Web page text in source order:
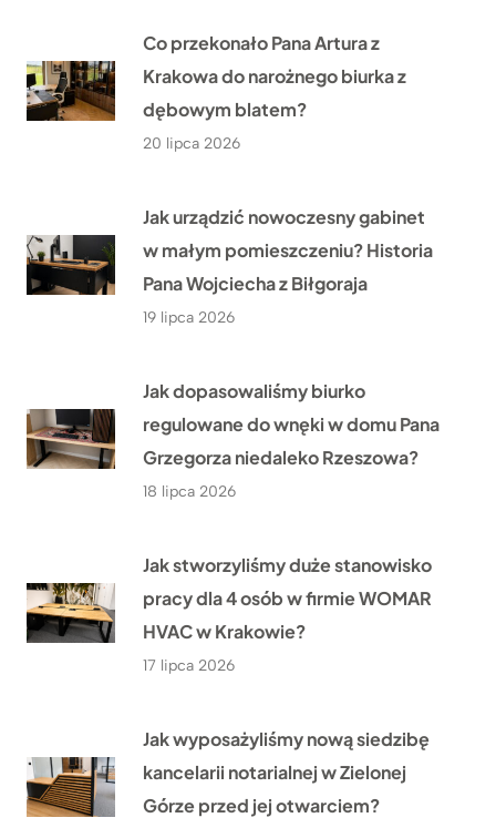
Co przekonało Pana Artura z
Krakowa do narożnego biurka z
dębowym blatem?
20 lipca 2026
Jak urządzić nowoczesny gabinet
w małym pomieszczeniu? Historia
Pana Wojciecha z Biłgoraja
19 lipca 2026
Jak dopasowaliśmy biurko
regulowane do wnęki w domu Pana
Grzegorza niedaleko Rzeszowa?
18 lipca 2026
Jak stworzyliśmy duże stanowisko
pracy dla 4 osób w firmie WOMAR
HVAC w Krakowie?
17 lipca 2026
Jak wyposażyliśmy nową siedzibę
kancelarii notarialnej w Zielonej
Górze przed jej otwarciem?